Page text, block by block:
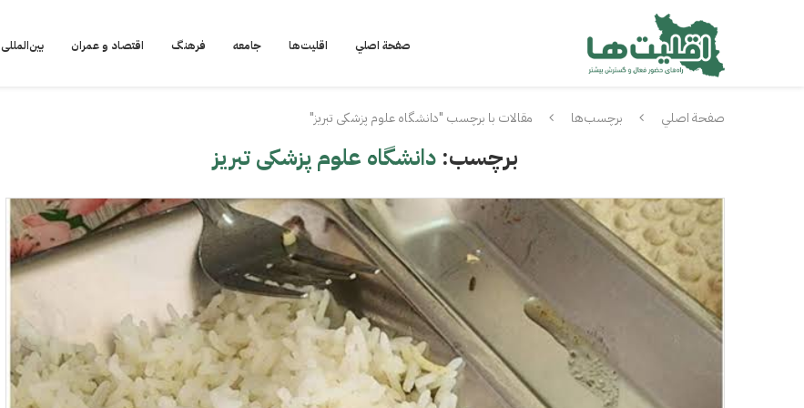
صفحة اصلي اقلیت‌ها جامعه فرهنگ اقتصاد و عمران بین‌المللی
صفحة اصلي برچسب‌ها مقالات با برچسب "دانشگاه علوم پزشکی تبریز"
برچسب:دانشگاه علوم پزشکی تبریز